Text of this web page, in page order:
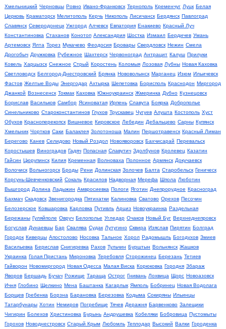
Хмельницкий Черновцы Ровно Ивано-Франковск Тернополь Кременчуг Луцк Белая
Церковь Краматорск Мелитополь Керчь Никополь Лисичанск Бердянск Павлоград
Славянск Северодонецк Ужгород Алчевск Евпатория Енакиево Красный Луч
Константиновка Стаханов Конотоп Александрия Шостка Измаил Бердичев Умань
Артемовск Ялта Торез Мукачево Феодосия Бровары Свердловск Нежин Смела
Дрогобыч Дружковка Рубежное Шахтерск Червоноград Антрацит Калуш Прилуки
Ковель Харцызск Снежное Стрый Коростень Коломыя Лозовая Лубны Новая Каховка
Светловодск Белгород-Днестровский Брянка Нововолынск Марганец Изюм Ильичевск
Фастов Желтые Воды Энергодар Ахтырка Шепетовка Борисполь Краснодон Миргород
Джанкой Вознесенск Токмак Каховка Южноукраинск Жмеринка Дубно Кузнецовск
Борислав Васильков Самбор Ясиноватая Ирпень Славута Боярка Доброполье
Синельниково Староконстантинов Глухов Трускавец Чугуев Алушта Костополь Хуст
Обухов Красноперекопск Вишневое Кировское Лебедин Дебальцево Сарны Купянск
Хмельник Чортков Саки Балаклея Золотоноша Малин Першотравенск Красный Лиман
Берегово Канев Селидово Новый Роздол Новояворовск Бахчисарай Перевальск
Коростышев Виноградов Гадяч Попасная Славутич Здолбунов Кролевец Казатин
Гайсин Цюрупинск Килия Кременная Волноваха Полонное Армянск Докучаевск
Волочиск Вольногорск Броды Рени Долинская Золочев Балта Старобельск Геническ
Корсунь-Шевченковский Сокаль Красилов Надворная Мерефа Шпола Люботин
Вышгород Долина Ладыжин Амвросиевка Пологи Яготин Днепрорудное Красноград
Бахмач Скадовск Звенигородка Пятихатки Калиновка Сватово Орехов Песочин
Белозерское Ковшаровка Карловка Путивль Арциз Новоукраинка Раздельная
Бережаны Гуляйполе Овруч Белополье Угледар Очаков Новый Буг Верхнеднепровск
Богуслав Дунаевцы Бар Свалява Судак Лутугино Сквира Изяслав Пирятин Болград
Городок Киверцы Апостолово Носовка Тальное Хорол Радомышль Богодухов Змиев
Васильевка Берислав Снигиревка Рахов Тульчин Бурштын Вольнянск Жашков
Украинка Голая Пристань Мироновка Теребовля Сторожинец Березань Тетиев
Гайворон Новомиргород Новая Одесса Малая Виска Корюковка Городня Збараж
Яворов Бершадь Бучач Рожище Тараща Острог Гнивань Лохвица Щорс Новоазовск
Ичня Глобино Щелкино Мена Баштанка Кагарлык Ямполь Бобринец Новая Водолага
Борщев Гребенка Борзна Барановка Березовка Кодыма Сокиряны Ильинцы
Татарбунары Хотин Немиров Погребище Тячев Деражня Барвенково Залещики
Чигирин Болехов Христиновка Бурынь Андрушевка Кобеляки Бобровица Пустомыты
Горохов Новоднестровск Старый Крым Любомль Теплодар Высокий Валки Городенка